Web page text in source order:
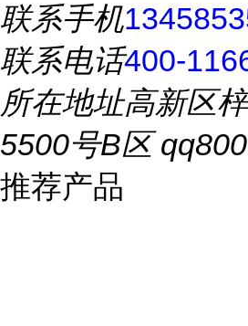
联系手机
联系电话400-
所在地址高新区
5500号B区
推荐产品